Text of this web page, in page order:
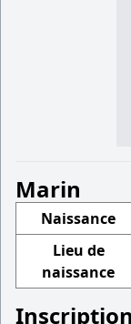
Marin
Naissance
Lieu de
naissance